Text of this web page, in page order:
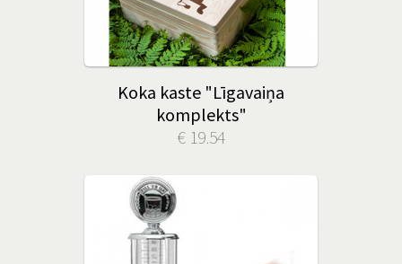
Koka kaste "Līgavaiņa
komplekts"
€ 19.54